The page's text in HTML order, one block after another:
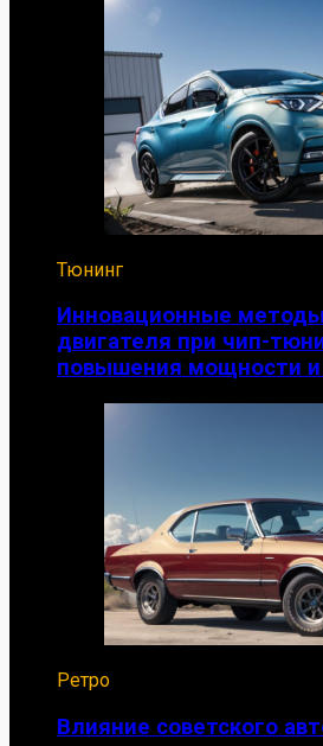
Тюнинг
Инновационные
двигателя при чип-
повышения мощности
Ретро
Влияние советского